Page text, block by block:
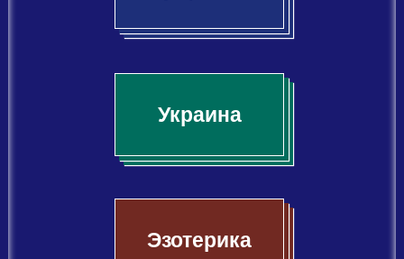
Украина
Эзотерика